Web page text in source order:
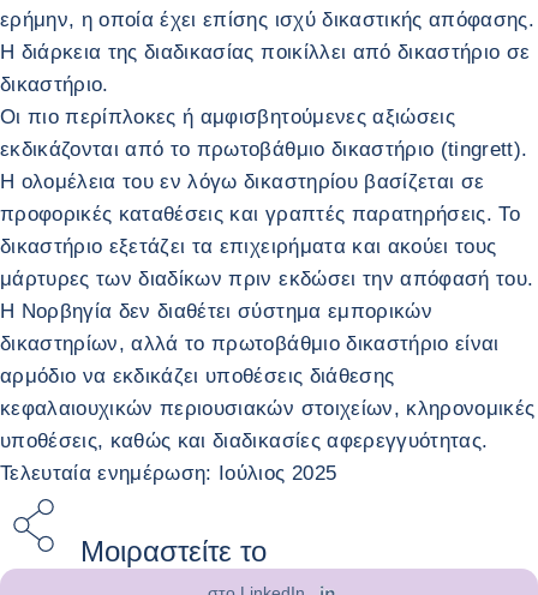
ερήμην, η οποία έχει επίσης ισχύ δικαστικής απόφασης.
Η διάρκεια της διαδικασίας ποικίλλει από δικαστήριο σε
δικαστήριο.
Οι πιο περίπλοκες ή αμφισβητούμενες αξιώσεις
εκδικάζονται από το πρωτοβάθμιο δικαστήριο (tingrett).
Η ολομέλεια του εν λόγω δικαστηρίου βασίζεται σε
προφορικές καταθέσεις και γραπτές παρατηρήσεις. Το
δικαστήριο εξετάζει τα επιχειρήματα και ακούει τους
μάρτυρες των διαδίκων πριν εκδώσει την απόφασή του.
Η Νορβηγία δεν διαθέτει σύστημα εμπορικών
δικαστηρίων, αλλά το πρωτοβάθμιο δικαστήριο είναι
αρμόδιο να εκδικάζει υποθέσεις διάθεσης
κεφαλαιουχικών περιουσιακών στοιχείων, κληρονομικές
υποθέσεις, καθώς και διαδικασίες αφερεγγυότητας.
Τελευταία ενημέρωση: Ιούλιος 2025
Μοιραστείτε το